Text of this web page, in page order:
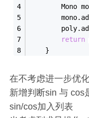
Mono
return
    }
在不考虑进一步优
新增判断sin 与 cos
sin/cos加入列表